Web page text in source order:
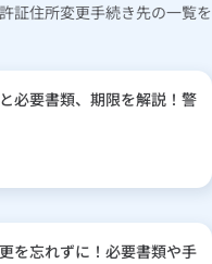
証住所変更手続き先の一覧を
必要書類、期限を解説！警
を忘れずに！必要書類や手